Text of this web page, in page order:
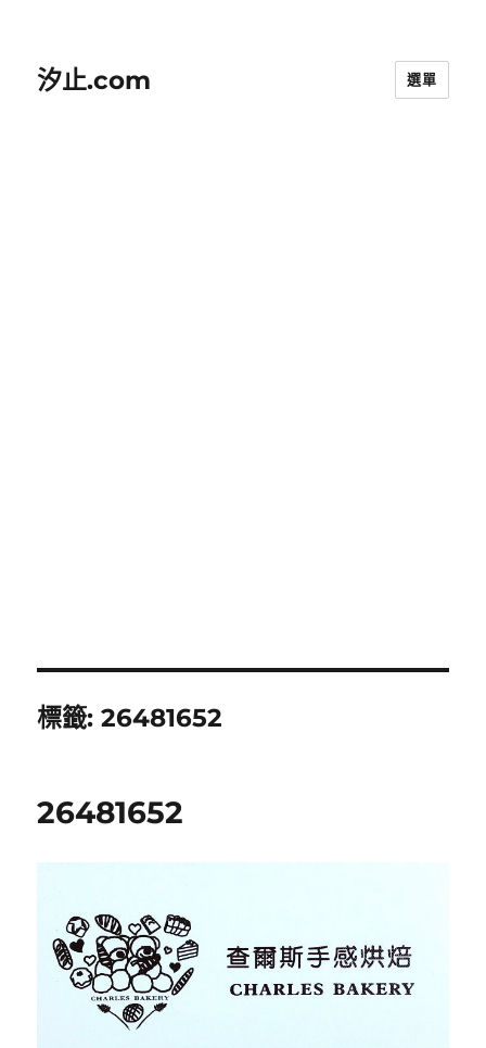
汐止.com 選單
標籤:26481652
26481652